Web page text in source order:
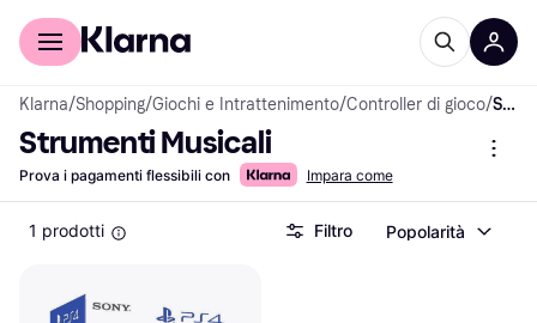
Per il tuo shopping
Klarna/Shopping/Giochi e Intrattenimento/Controller di gioco/ Strumenti Musicali
Strumenti Musicali
Prova i pagamenti flessibili con Impara come
1 prodotti Filtro Popolarità